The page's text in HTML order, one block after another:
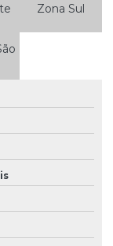
Zona Sul